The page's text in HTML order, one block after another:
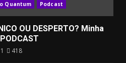
Quantum Podcast
OU DESPERTO? Minha
418